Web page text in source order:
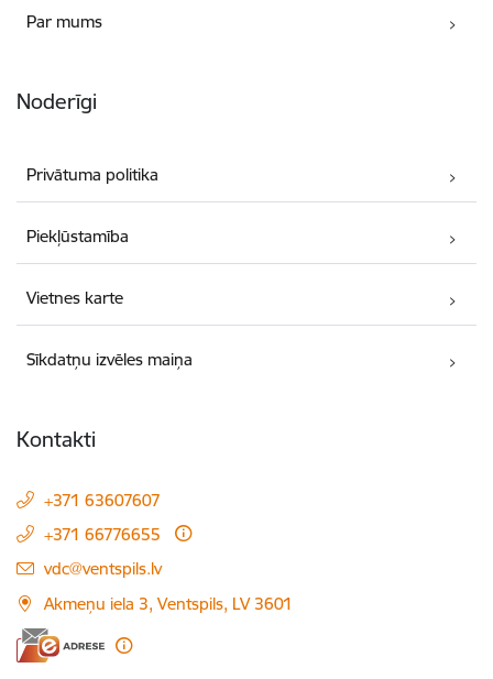
Par mums
Noderīgi
Privātuma politika
Piekļūstamība
Vietnes karte
Sīkdatņu izvēles maiņa
Kontakti
+371 63607607
+371 66776655
E-pasts:
vdc@ventspils.lv
Akmeņu iela 3, Ventspils, LV 3601